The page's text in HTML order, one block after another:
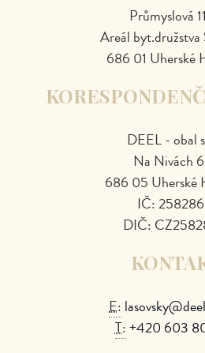
Průmyslová
Areál byt.družstva
686 01 Uherské
DEEL - obal
Na Nivách
686 05 Uherské
IČ:
DIČ:
E:
T:+420 603